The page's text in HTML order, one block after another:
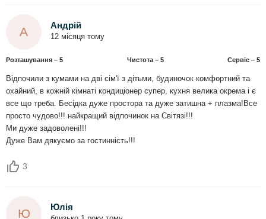
А Андрій
12 місяця тому
Розташування – 5 Чистота – 5 Сервіс – 5
Відпочили з кумами на дві сім'ї з дітьми, будиночок комфортний та
охайний, в кожній кімнаті кондиціонер супер, кухня велика окрема і є
все що треба. Бесідка дуже простора та дуже затишна + плазма!Все
просто чудово!!! найкращий відпочинок на Світязі!!!
Ми дуже задоволені!!!
Дуже Вам дякуємо за гостинність!!!
3
Ю Юлія